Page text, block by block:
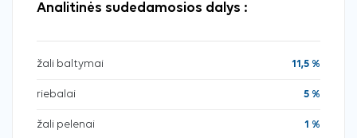
Analitinės sudedamosios dalys :
žali baltymai 11,5 %
riebalai 5 %
žali pelenai 1 %